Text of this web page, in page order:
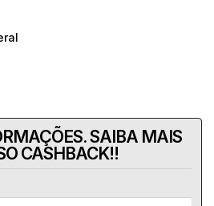
SAIBA MAIS
CASHBACK!!